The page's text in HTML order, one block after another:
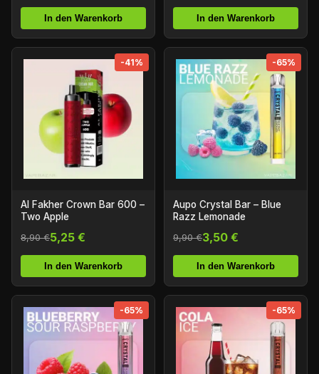
In den Warenkorb In den Warenkorb
-41%
Al Fakher Crown Bar 600 –
Two Apple
8,90 €5,25 €
In den Warenkorb
-65%
Aupo Crystal Bar – Blue
Razz Lemonade
9,90 €3,50 €
In den Warenkorb
-65% -65%